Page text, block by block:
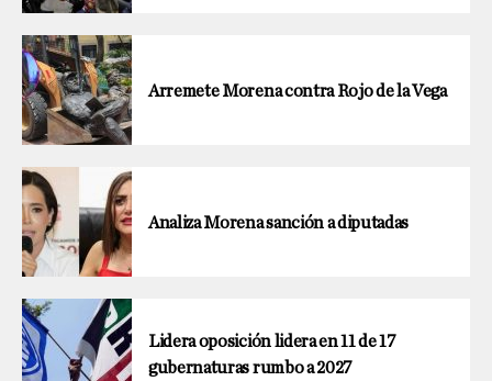
Arremete Morena contra Rojo de la Vega
Analiza Morena sanción a diputadas
Lidera oposición lidera en 11 de 17
gubernaturas rumbo a 2027